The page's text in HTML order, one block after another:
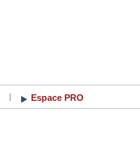
| Espace PRO